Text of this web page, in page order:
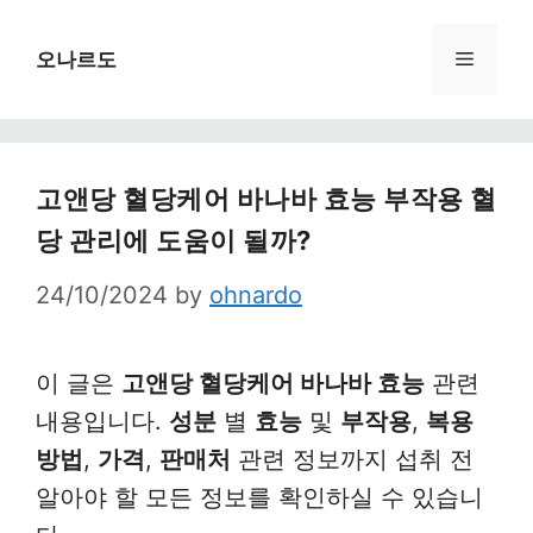
오나르도 Menu
고앤당 혈당케어 바나바 효능 부작용 혈
당 관리에 도움이 될까?
24/10/2024 by ohnardo
이 글은 고앤당 혈당케어 바나바 효능 관련
내용입니다. 성분 별 효능 및 부작용, 복용
방법, 가격, 판매처 관련 정보까지 섭취 전
알아야 할 모든 정보를 확인하실 수 있습니